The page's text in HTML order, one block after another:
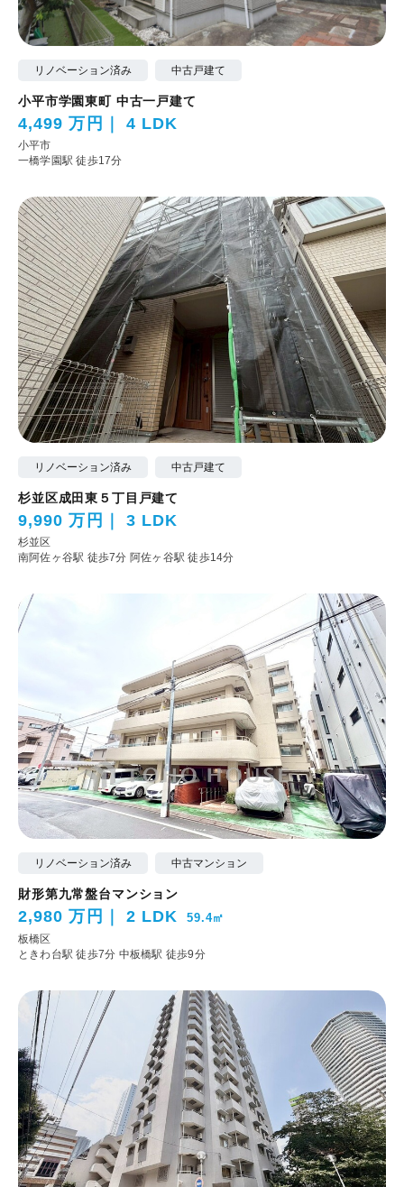
リノベーション済み 中古戸建て
小平市学園東町 中古一戸建て
4,499 万円 4 LDK
小平市
一橋学園駅 徒歩17分
リノベーション済み 中古戸建て
杉並区成田東５丁目戸建て
9,990 万円 3 LDK
杉並区
南阿佐ヶ谷駅 徒歩7分 阿佐ヶ谷駅 徒歩14分
リノベーション済み 中古マンション
財形第九常盤台マンション
2,980 万円 2 LDK 59.4㎡
板橋区
ときわ台駅 徒歩7分 中板橋駅 徒歩9分